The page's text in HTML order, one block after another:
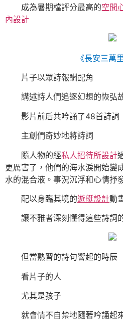
成為暑期檔評分最高的空間
內設計
《長安三萬
片子以眾詩報酬配角
講述詩人們追逐幻想的恢弘
影片前后共吟誦了48首詩詞
主創們奇妙地將詩詞
隨人物的經私人招待所設計
更厲害了，他們的海水淚開始變
水的混合液。事況沉浮和心情抒
配以身臨其境的遊艇設計動
讓不雅者深刻懂得這些詩詞
但當熟習的詩句響起的時辰
看片子的人
尤其是孩子
就會情不自禁地隨著吟誦起